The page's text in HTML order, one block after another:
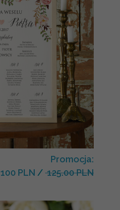
Promocja:
100 PLN / 125.00 PLN